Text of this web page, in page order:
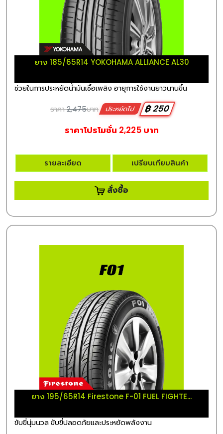
ยาง 185/65R14 YOKOHAMA ALLIANCE AL30
ช่วยในการประหยัดน้ำมันเชื้อเพลิง อายุการใช้งานยาวนานขึ้น
ราคา2,475บาท ประหยัดไป
฿ 250
ราคาโปรโมชั่น 2,225 บาท
รายละเอียด เปรียบเทียบสินค้า
สั่งซื้อ
ยาง 195/65R14 Firestone F-01 FUEL FIGHTE...
ขับขี่นุ่มนวล ขับขี่ปลอดภัยและประหยัดพลังงาน